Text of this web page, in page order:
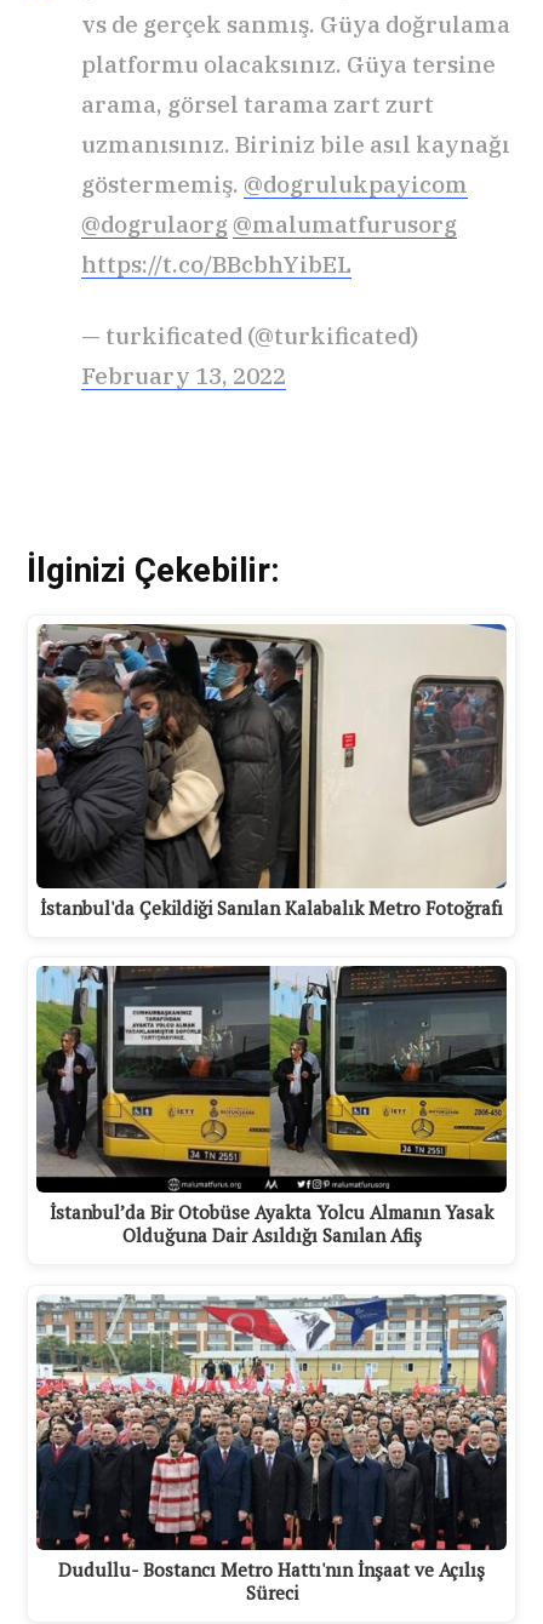
vs de gerçek sanmış. Güya doğrulama
platformu olacaksınız. Güya tersine
arama, görsel tarama zart zurt
uzmanısınız. Biriniz bile asıl kaynağı
göstermemiş. @dogrulukpayicom
@dogrulaorg @malumatfurusorg
https://t.co/BBcbhYibEL
— turkificated (@turkificated)
February 13, 2022
İlginizi Çekebilir:
İstanbul'da Çekildiği Sanılan Kalabalık Metro Fotoğrafı
İstanbul’da Bir Otobüse Ayakta Yolcu Almanın Yasak
Olduğuna Dair Asıldığı Sanılan Afiş
Dudullu- Bostancı Metro Hattı'nın İnşaat ve Açılış
Süreci